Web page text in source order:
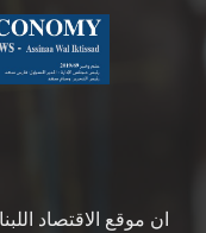
ان موقع الاقتصاد